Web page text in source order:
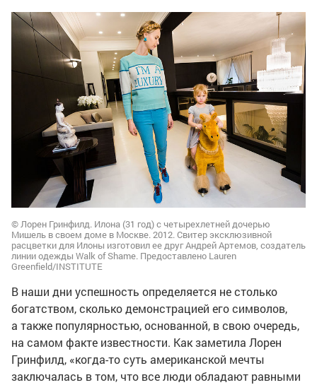
© Лорен Гринфилд. Илона (31 год) с четырехлетней дочерью
Мишель в своем доме в Москве. 2012. Свитер эксклюзивной
расцветки для Илоны изготовил ее друг Андрей Артемов, создатель
линии одежды Walk of Shame. Предоставлено Lauren
Greenfield/INSTITUTE
В наши дни успешность определяется не столько
богатством, сколько демонстрацией его символов,
а также популярностью, основанной, в свою очередь,
на самом факте известности. Как заметила Лорен
Гринфилд, «когда-то суть американской мечты
заключалась в том, что все люди обладают равными